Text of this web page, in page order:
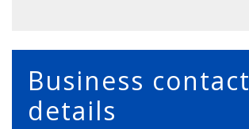
Business contact
details